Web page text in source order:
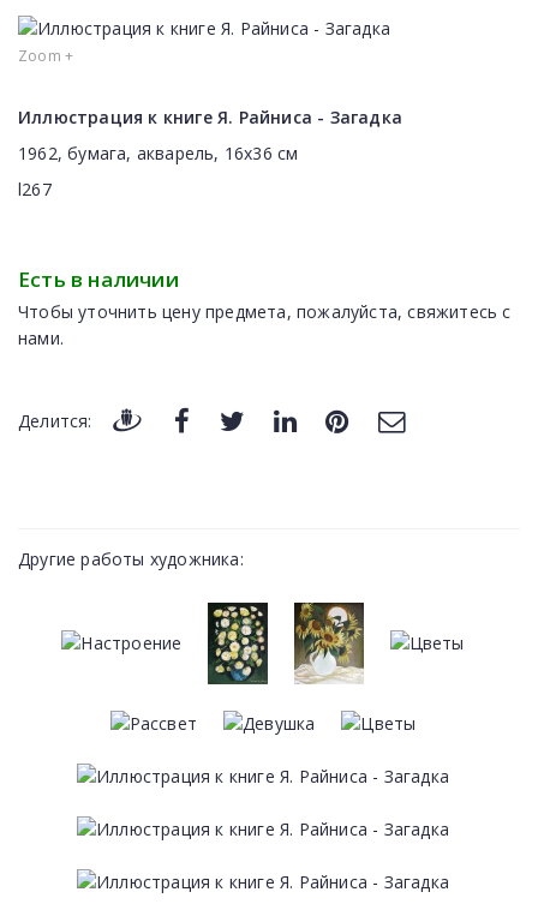
Zoom +
Иллюстрация к книге Я. Райниса - Загадка
1962, бумага, акварель, 16x36 см
l267
Есть в наличии
Чтобы уточнить цену предмета, пожалуйста, свяжитесь с
нами.
Делится:
Другие работы художника: